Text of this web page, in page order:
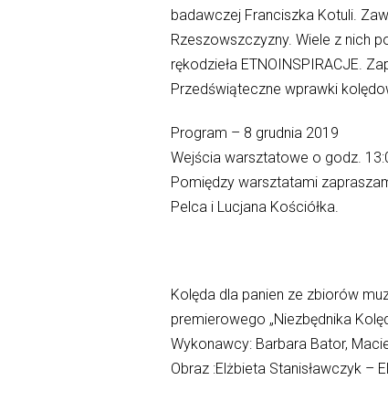
badawczej Franciszka Kotuli.
Rzeszowszczyzny. Wiele z nich
rękodzieła ETNOINSPIRACJE.
Przedświąteczne wprawki
Program – 8 grudnia 2019
Wejścia warsztatowe o godz.
Pomiędzy warsztatami
Pelca i Lucjana Kościółka.
Kolęda dla panien ze zbiorów
premierowego „Niezbędnika
Wykonawcy: Barbara Bator,
Obraz :Elżbieta Stanisławczyk –